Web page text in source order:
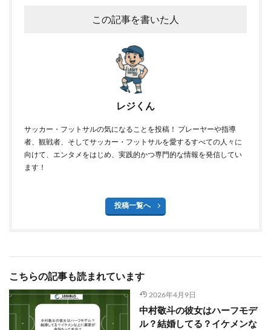
この記事を書いた人
レジくん
サッカー・フットサルの気になることを投稿！ プレーヤーや指導
者、観戦者、そしてサッカー・フットサルを愛するすべての人々に
向けて、エンタメをはじめ、実践的かつ専門的な情報を発信してい
ます！
投稿一覧へ
こちらの記事も読まれています
2026年4月9日
中村敬斗の彼女はハーフモデ
ル？結婚してる？イケメンな